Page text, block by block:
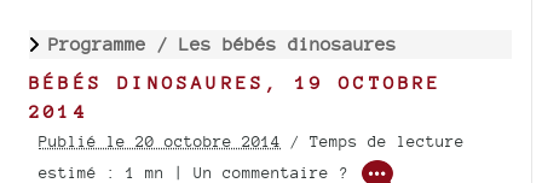
Programme / Les bébés dinosaures
BÉBÉS DINOSAURES, 19 OCTOBRE
2014
Publié le 20 octobre 2014 / Temps de lecture
estimé : 1 mn | Un commentaire ?